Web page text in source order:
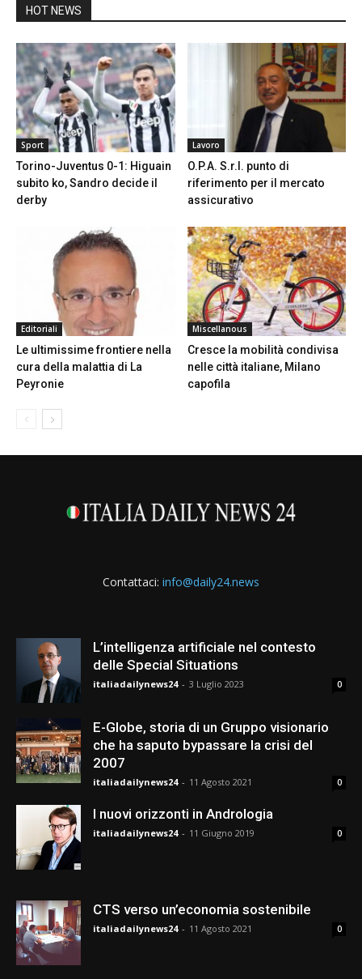
HOT NEWS
Sport
Torino-Juventus 0-1: Higuain
subito ko, Sandro decide il
derby
Lavoro
O.P.A. S.r.l. punto di
riferimento per il mercato
assicurativo
Editoriali
Le ultimissime frontiere nella
cura della malattia di La
Peyronie
Miscellanous
Cresce la mobilità condivisa
nelle città italiane, Milano
capofila
Contattaci: info@daily24.news
L’intelligenza artificiale nel contesto
delle Special Situations
italiadailynews24 - 3 Luglio 2023 0
E-Globe, storia di un Gruppo visionario
che ha saputo bypassare la crisi del
2007
italiadailynews24 - 11 Agosto 2021 0
I nuovi orizzonti in Andrologia
italiadailynews24 - 11 Giugno 2019 0
CTS verso un’economia sostenibile
italiadailynews24 - 11 Agosto 2021 0